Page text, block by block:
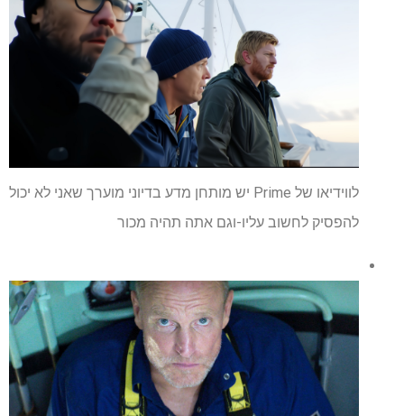
לווידיאו של Prime יש מותחן מדע בדיוני מוערך שאני לא יכול
להפסיק לחשוב עליו-וגם אתה תהיה מכור